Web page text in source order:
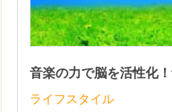
音楽の力で脳を活性化
ライフスタイル